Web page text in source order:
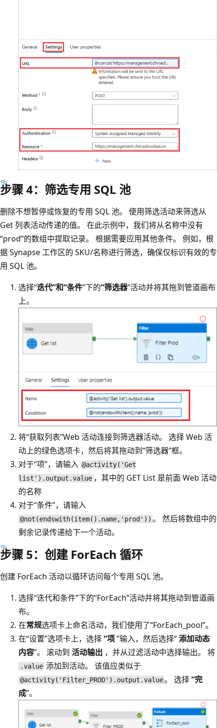
步骤 4：筛选专用 SQL 池
删除不想暂停或恢复的专用 SQL 池。 使用筛选活动来筛选从
Get 列表活动传递的值。 在此示例中，我们将从名称中没有
“prod”的数组中提取记录。 根据需要应用其他条件。 例如，根
据 Synapse 工作区的 SKU/名称进行筛选，确保仅标识有效的专
用 SQL 池。
选择“迭代”和“条件”下的“筛选器”活动并将其拖到管道画布
上。
将“获取列表”Web 活动连接到筛选器活动。 选择 Web 活
动上的绿色选项卡，然后将其拖动到“筛选器”框。
对于“项”，请输入 @activity('Get
list').output.value ，其中的 GET List 是前面 Web 活动
的名称
对于“条件”，请输入
@not(endswith(item().name,'prod')) 。 然后将数组中的
剩余记录传递给下一个活动。
步骤 5：创建 ForEach 循环
创建 ForEach 活动以循环访问每个专用 SQL 池。
选择“迭代和条件”下的“ForEach”活动并将其拖动到管道画
布。
在常规选项卡上命名活动，我们使用了“ForEach_pool”。
在“设置”选项卡上，选择“项”输入，然后选择“添加动态
内容”。 滚动到 活动输出 ，并从过滤活动中选择输出。 将
.value 添加到活动。 该值应类似于
@activity('Filter_PROD').output.value。 选择“完
成”。